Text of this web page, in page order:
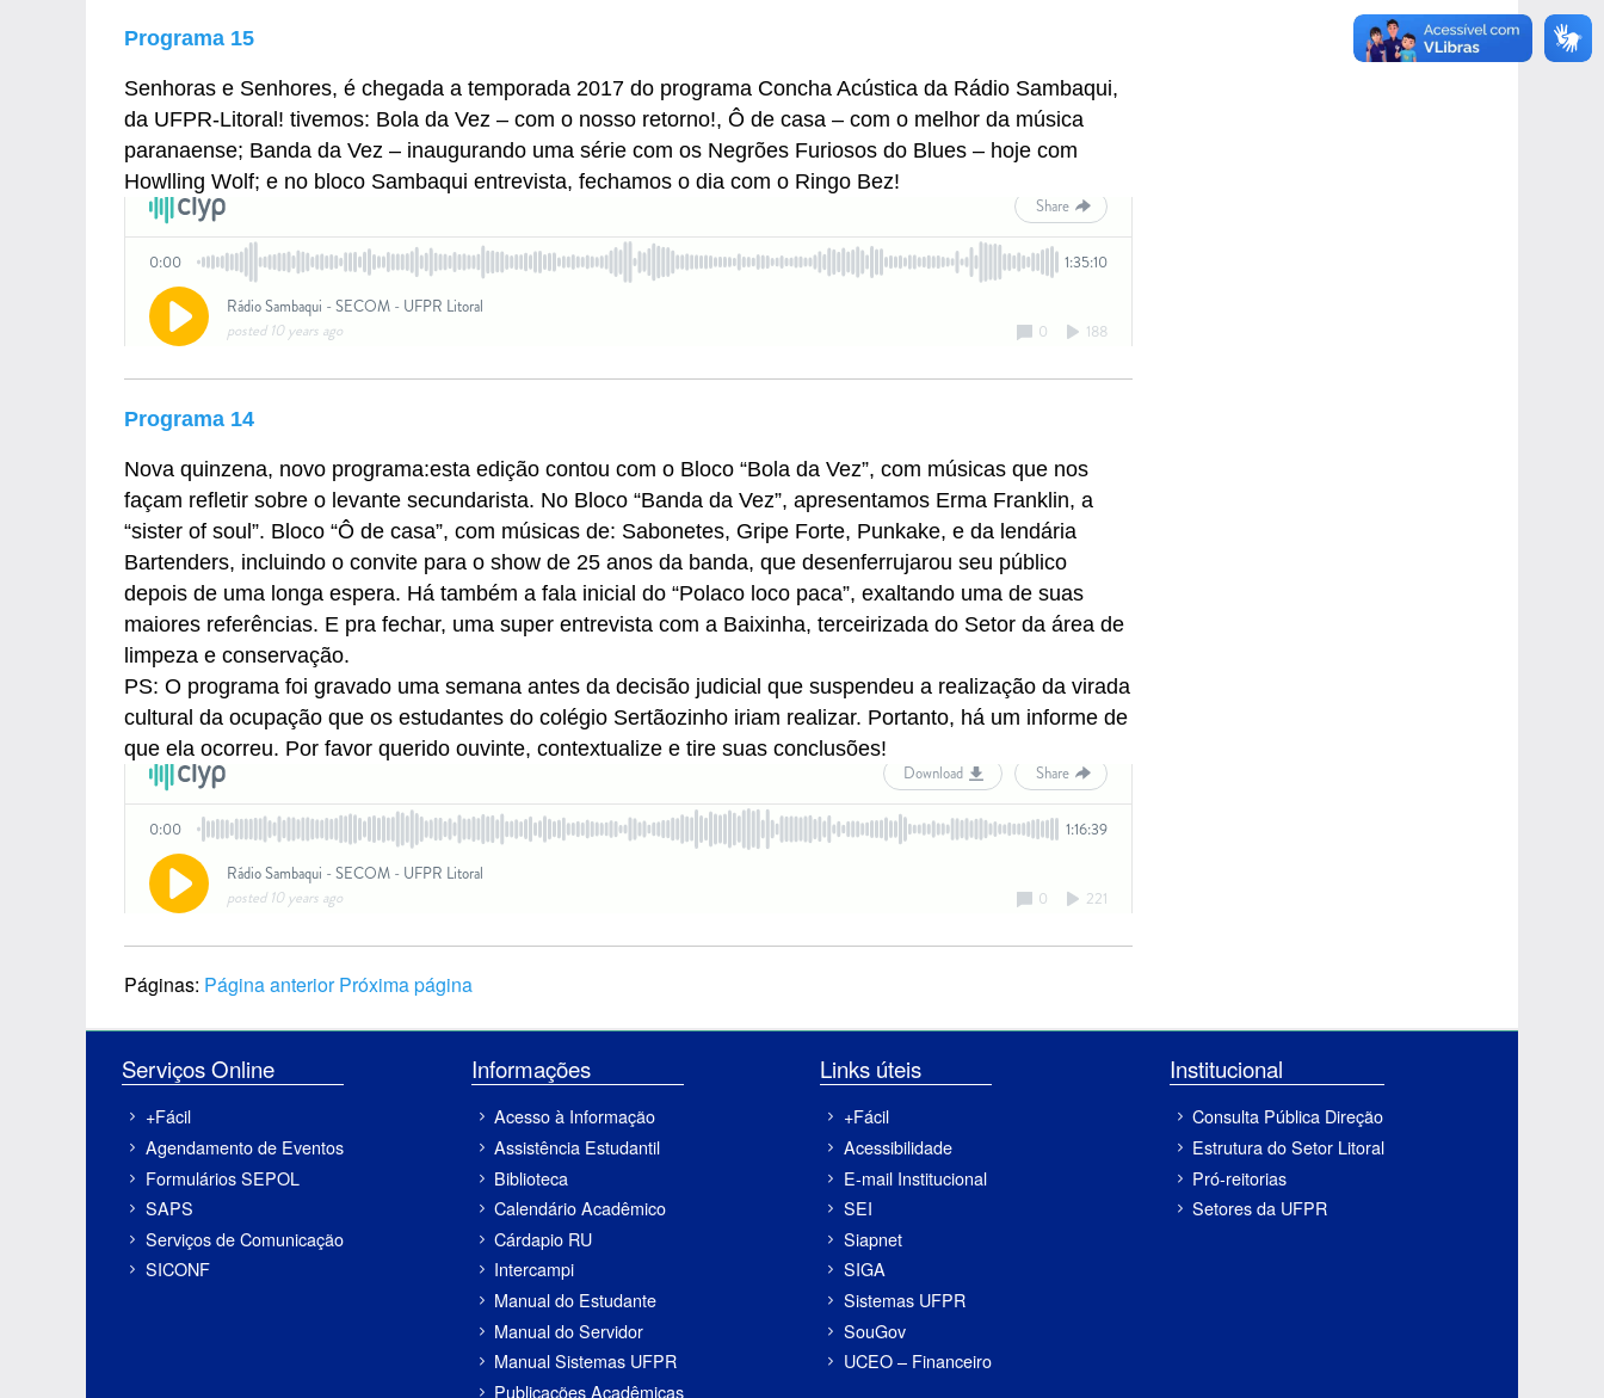
Programa 15
Senhoras e Senhores, é chegada a temporada 2017 do programa Concha Acústica da Rádio Sambaqui,
da UFPR-Litoral! tivemos: Bola da Vez – com o nosso retorno!, Ô de casa – com o melhor da música
paranaense; Banda da Vez – inaugurando uma série com os Negrões Furiosos do Blues – hoje com
Howlling Wolf; e no bloco Sambaqui entrevista, fechamos o dia com o Ringo Bez!
Programa 14
Nova quinzena, novo programa:esta edição contou com o Bloco “Bola da Vez”, com músicas que nos
façam refletir sobre o levante secundarista. No Bloco “Banda da Vez”, apresentamos Erma Franklin, a
“sister of soul”. Bloco “Ô de casa”, com músicas de: Sabonetes, Gripe Forte, Punkake, e da lendária
Bartenders, incluindo o convite para o show de 25 anos da banda, que desenferrujarou seu público
depois de uma longa espera. Há também a fala inicial do “Polaco loco paca”, exaltando uma de suas
maiores referências. E pra fechar, uma super entrevista com a Baixinha, terceirizada do Setor da área de
limpeza e conservação.
PS: O programa foi gravado uma semana antes da decisão judicial que suspendeu a realização da virada
cultural da ocupação que os estudantes do colégio Sertãozinho iriam realizar. Portanto, há um informe de
que ela ocorreu. Por favor querido ouvinte, contextualize e tire suas conclusões!
Páginas: Página anterior Próxima página
Serviços Online
+Fácil
Agendamento de Eventos
Formulários SEPOL
SAPS
Serviços de Comunicação
SICONF
Informações
Acesso à Informação
Assistência Estudantil
Biblioteca
Calendário Acadêmico
Cárdapio RU
Intercampi
Manual do Estudante
Manual do Servidor
Manual Sistemas UFPR
Publicações Acadêmicas
Links úteis
+Fácil
Acessibilidade
E-mail Institucional
SEI
Siapnet
SIGA
Sistemas UFPR
SouGov
UCEO – Financeiro
Institucional
Consulta Pública Direção
Estrutura do Setor Litoral
Pró-reitorias
Setores da UFPR